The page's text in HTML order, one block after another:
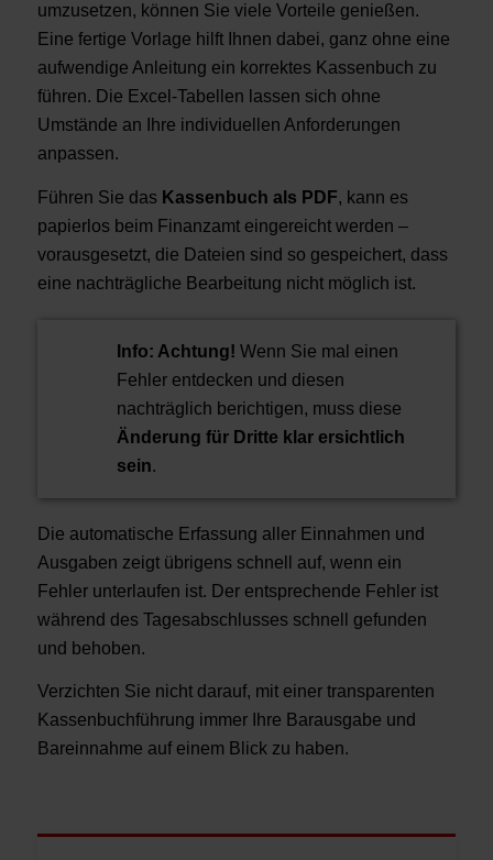
umzusetzen, können Sie viele Vorteile genießen.
Eine fertige Vorlage hilft Ihnen dabei, ganz ohne eine
aufwendige Anleitung ein korrektes Kassenbuch zu
führen. Die Excel-Tabellen lassen sich ohne
Umstände an Ihre individuellen Anforderungen
anpassen.
Führen Sie das Kassenbuch als PDF, kann es
papierlos beim Finanzamt eingereicht werden –
vorausgesetzt, die Dateien sind so gespeichert, dass
eine nachträgliche Bearbeitung nicht möglich ist.
Info: Achtung! Wenn Sie mal einen
Fehler entdecken und diesen
nachträglich berichtigen, muss diese
Änderung für Dritte klar ersichtlich
sein.
Die automatische Erfassung aller Einnahmen und
Ausgaben zeigt übrigens schnell auf, wenn ein
Fehler unterlaufen ist. Der entsprechende Fehler ist
während des Tagesabschlusses schnell gefunden
und behoben.
Verzichten Sie nicht darauf, mit einer transparenten
Kassenbuchführung immer Ihre Barausgabe und
Bareinnahme auf einem Blick zu haben.